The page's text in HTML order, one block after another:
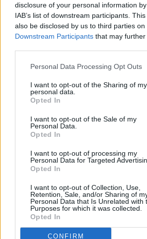
disclosure of your personal information
IAB’s list of downstream participants.
also be disclosed by us to third parties on
Downstream Participants that may
Personal Data Processing Opt Outs
I want to opt-out of the Sharing of my
personal data.
Opted In
I want to opt-out of the Sale of my
Personal Data.
Opted In
I want to opt-out of processing my
Personal Data for Targeted
Opted In
I want to opt-out of Collection, Use,
Retention, Sale, and/or Sharing of
Personal Data that Is Unrelated with
Purposes for which it was collected.
Opted In
CONFIRM
... další nabídky zaměstnání
Vybrané
Prima sport - co nabídne v prvním
vysílacím týdnu
Kdy a kde
Dovolená u moře•Bazény